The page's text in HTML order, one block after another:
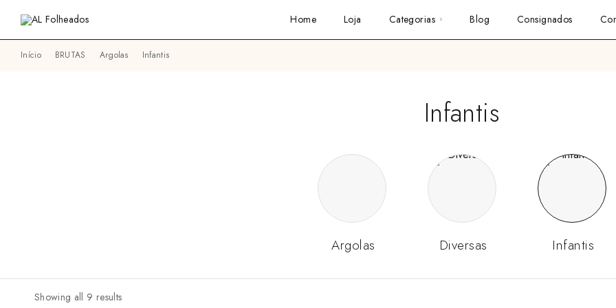
Home Loja Categorias Blog Consignados
Início BRUTAS Argolas Infantis
Infantis
Argolas Diversas Infantis
Showing all 9 results